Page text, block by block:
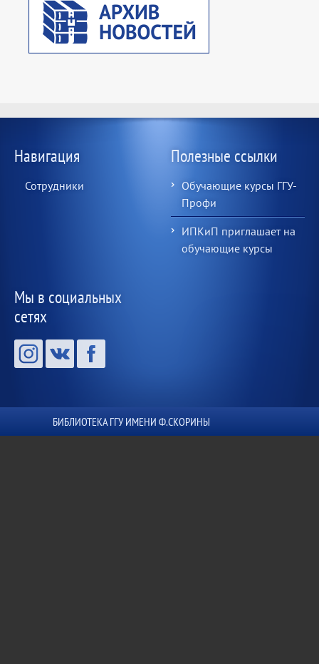
Навигация
Сотрудники
Полезные ссылки
Обучающие курсы ГГУ-
Профи
ИПКиП приглашает на
обучающие курсы
Мы в социальных
сетях
БИБЛИОТЕКА ГГУ ИМЕНИ Ф.СКОРИНЫ